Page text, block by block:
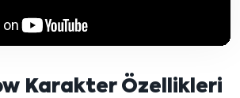
Karakter Özellikleri